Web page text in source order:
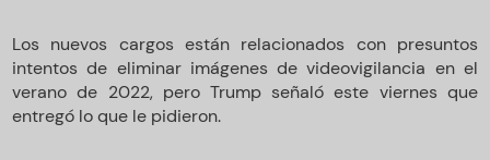
Los nuevos cargos están relacionados con presuntos
intentos de eliminar imágenes de videovigilancia en el
verano de 2022, pero Trump señaló este viernes que
entregó lo que le pidieron.